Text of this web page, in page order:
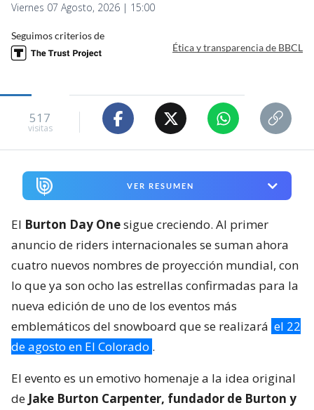
Viernes 07 Agosto, 2026 | 15:00
Seguimos criterios de
Ética y transparencia de BBCL
517
visitas
VER RESUMEN
El Burton Day Onesigue creciendo. Al primer
anuncio de riders internacionales se suman ahora
cuatro nuevos nombres de proyección mundial, con
lo que ya son ocho las estrellas confirmadas para la
nueva edición de uno de los eventos más
emblemáticos del snowboard que se realizará el 22
de agosto en El Colorado .
El evento es un emotivo homenaje a la idea original
de Jake Burton Carpenter, fundador de Burton y